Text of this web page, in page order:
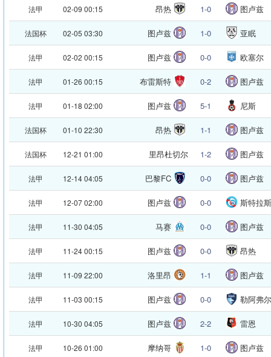
法甲 02-09 00:15 昂热 1-0 图卢兹
法国杯 02-05 03:30 图卢兹 1-0 亚眠
法甲 02-02 00:15 图卢兹 0-0 欧塞尔
法甲 01-26 00:15 布雷斯特 0-2 图卢兹
法甲 01-18 02:00 图卢兹 5-1 尼斯
法国杯 01-10 22:30 昂热 1-1 图卢兹
法国杯 12-21 01:00 里昂杜切尔 1-2 图卢兹
法甲 12-14 04:05 巴黎FC 0-0 图卢兹
法甲 12-07 02:00 图卢兹 0-0 斯特拉
法甲 11-30 04:05 马赛 0-0 图卢兹
法甲 11-24 00:15 图卢兹 0-0 昂热
法甲 11-09 22:00 洛里昂 1-1 图卢兹
法甲 11-03 00:15 图卢兹 0-0 勒阿弗尔
法甲 10-30 04:05 图卢兹 2-2 雷恩
法甲 10-26 01:00 摩纳哥 1-0 图卢兹